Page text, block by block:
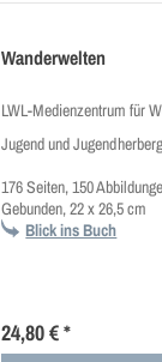
Wanderwelten
LWL-Medienzentrum für
Jugend und
176 Seiten, 150
Gebunden, 22 x 26,5 cm
Blick ins Buch
24,80 € *